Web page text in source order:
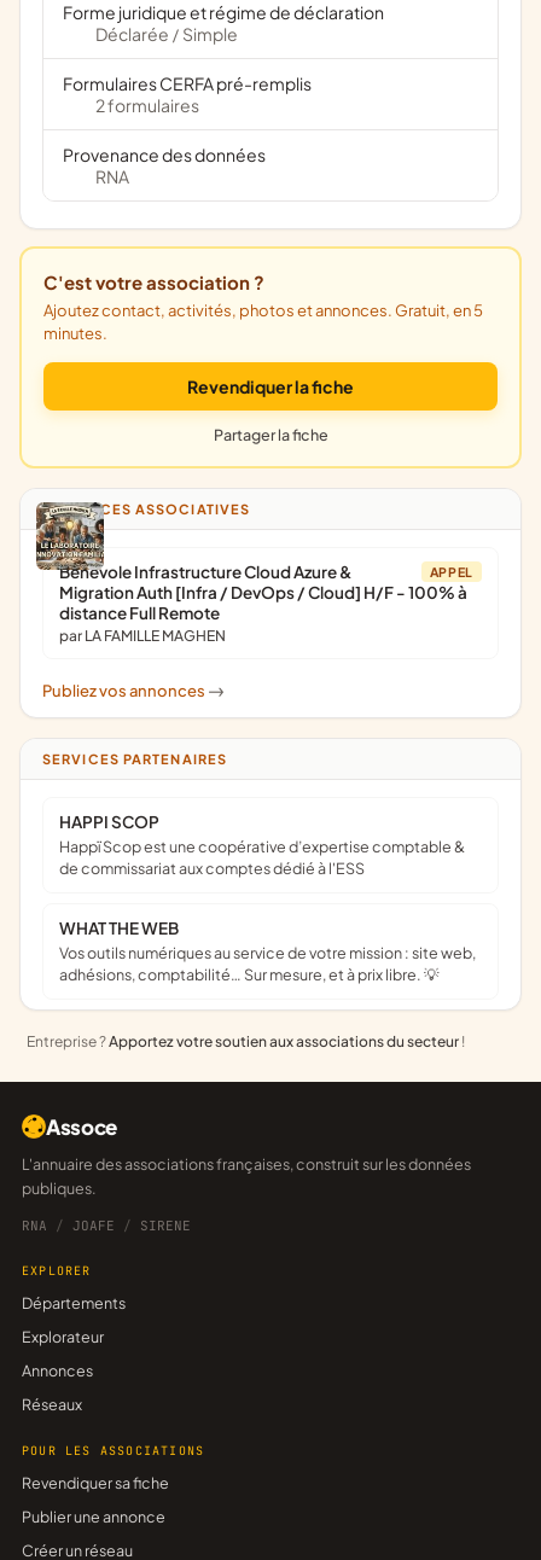
Forme juridique et régime de déclaration
Déclarée / Simple
Formulaires CERFA pré-remplis
2 formulaires
Provenance des données
RNA
C'est votre association ?
Ajoutez contact, activités, photos et annonces. Gratuit, en 5
minutes.
Revendiquer la fiche
Partager la fiche
ANNONCES ASSOCIATIVES
APPEL
Bénévole Infrastructure Cloud Azure &
Migration Auth [Infra / DevOps / Cloud] H/F - 100% à
distance Full Remote
par LA FAMILLE MAGHEN
Publiez vos annonces ->
SERVICES PARTENAIRES
HAPPI SCOP
Happï Scop est une coopérative d’expertise comptable &
de commissariat aux comptes dédié à l'ESS
WHAT THE WEB
Vos outils numériques au service de votre mission : site web,
adhésions, comptabilité… Sur mesure, et à prix libre. 💡
Entreprise ?Apportez votre soutien aux associations du secteur !
Assoce
L'annuaire des associations françaises, construit sur les données
publiques.
RNA / JOAFE / SIRENE
EXPLORER
Départements
Explorateur
Annonces
Réseaux
POUR LES ASSOCIATIONS
Revendiquer sa fiche
Publier une annonce
Créer un réseau